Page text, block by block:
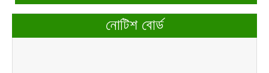
নোটিশ বোর্ড